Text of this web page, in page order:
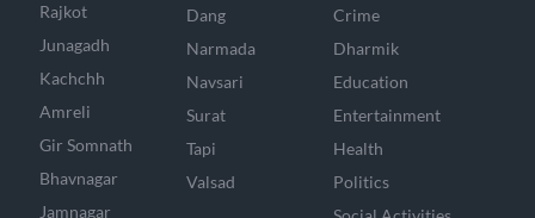
Rajkot
Junagadh
Kachchh
Amreli
Gir Somnath
Bhavnagar
Jamnagar
Dang
Narmada
Navsari
Surat
Tapi
Valsad
Crime
Dharmik
Education
Entertainment
Health
Politics